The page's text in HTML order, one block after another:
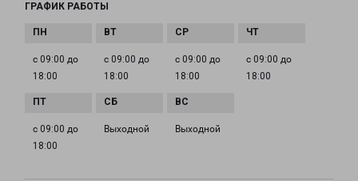
ГРАФИК РАБОТЫ
с 09:00 до
18:00
с 09:00 до
18:00
с 09:00 до
18:00
с 09:00 до
18:00
с 09:00 до
18:00
Выходной Выходной